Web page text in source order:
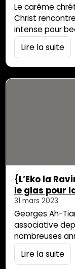
Le carême
Christ
intense pour
qui manifestent
souffrance de
Mais une fois
Lire la suite
{L’Eko la
le glas pour
31 mars 2023
Georges Ah-
associative
nombreuses
promotion de
nombreux
Lire la suite